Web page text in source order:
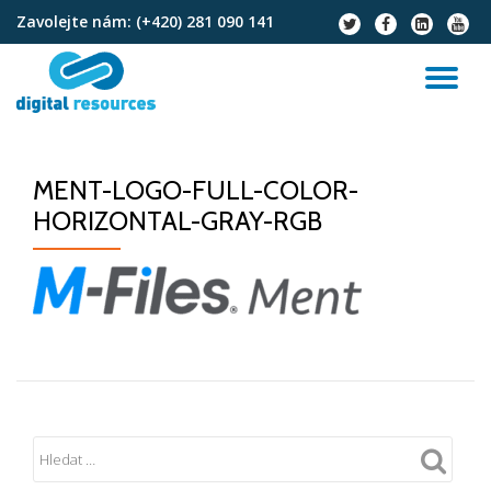
Přeskočit
obsah
Zavolejte nám: (+420) 281 090 141
fa-
twitter
fa-
facebook
fa-
linkedin-
square
fa-
MENT-LOGO-FULL-COLOR-
HORIZONTAL-GRAY-RGB